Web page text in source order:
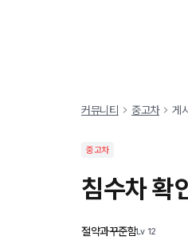
커뮤니티 중고차 게
중고차
침수차 확
절약과꾸준함Lv 12